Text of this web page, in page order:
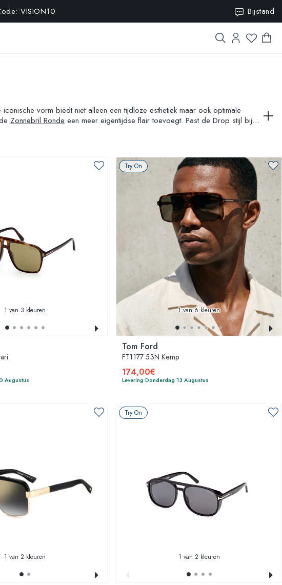
VISION10 Bijstand
vorm biedt niet alleen een tijdloze esthetiek maar ook optimale
Zonnebril Ronde een meer eigentijdse flair toevoegt. Past de Drop stijl bij
1 van 3 kleuren
Augustus
Try On
1van 6 kleuren
Tom Ford
FT1177 53N Kemp
174,00€
Levering Donderdag 13 Augustus
1 van 2 kleuren
Try On
1 van 2 kleuren